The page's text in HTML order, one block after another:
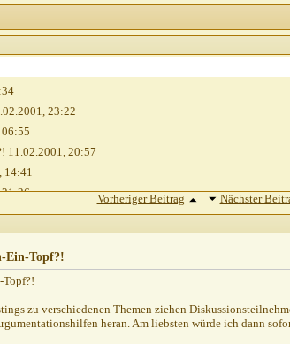
23:22
06:55
11.02.2001, 20:57
14:41
21:26
12:29
13.02.2001,13:08
14:55
15:25
15:36
Vorheriger Beitrag Nächster
Ein-Topf?!
Topf?!
zu verschiedenen Themen ziehen
heran. Am liebsten würde ich dann